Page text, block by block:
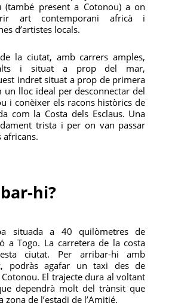
(també present a Cotonou) a on
art contemporani africà i
d’artistes locals.
la ciutat, amb carrers amples,
i situat a prop del mar,
indret situat a prop de primera
un lloc ideal per desconnectar del
i conèixer els racons històrics de
com la Costa dels Esclaus. Una
trista i per on van passar
africans.
hi?
situada a 40 quilòmetres de
a Togo. La carretera de la costa
ciutat. Per arribar-hi amb
podràs agafar un taxi des de
Cotonou. El trajecte dura al voltant
dependrà molt del trànsit que
de l’estadi de l’Amitié.